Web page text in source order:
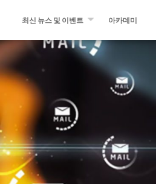
최신 뉴스 및 이벤트
최근 소식
프레스 룸
블로그의 최신 정보
아카데미